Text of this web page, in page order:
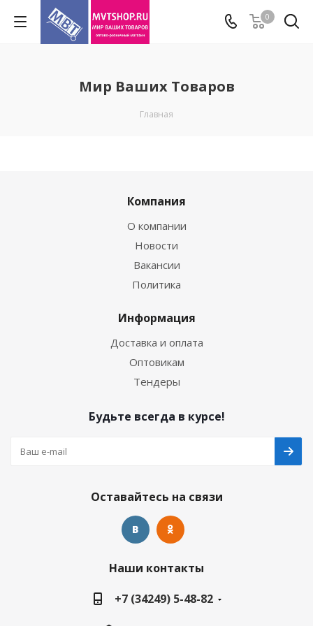
0
Мир Ваших Товаров
Главная
Компания
О компании
Новости
Вакансии
Политика
Информация
Доставка и оплата
Оптовикам
Тендеры
Будьте всегда в курсе!
Оставайтесь на связи
Наши контакты
+7 (34249) 5-48-82